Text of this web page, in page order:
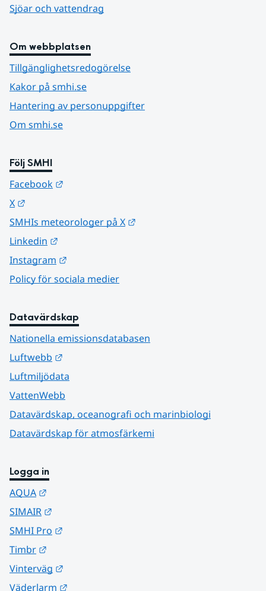
Sjöar och vattendrag
Om webbplatsen
Tillgänglighetsredogörelse
Kakor på smhi.se
Hantering av personuppgifter
Om smhi.se
Följ SMHI
Facebook
X
SMHIs meteorologer på X
Linkedin
Instagram
Policy för sociala medier
Datavärdskap
Nationella emissionsdatabasen
Luftwebb
Luftmiljödata
VattenWebb
Datavärdskap, oceanografi och marinbiologi
Datavärdskap för atmosfärkemi
Logga in
AQUA
SIMAIR
SMHI Pro
Timbr
Vinterväg
Väderlarm